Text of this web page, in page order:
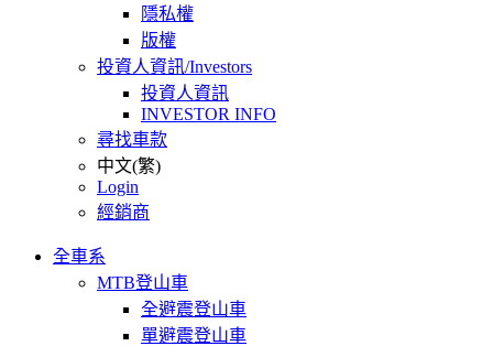
隱私權
版權
投資人資訊/Investors
投資人資訊
INVESTOR INFO
尋找車款
中文(繁)
Login
經銷商
全車系
MTB登山車
全避震登山車
單避震登山車